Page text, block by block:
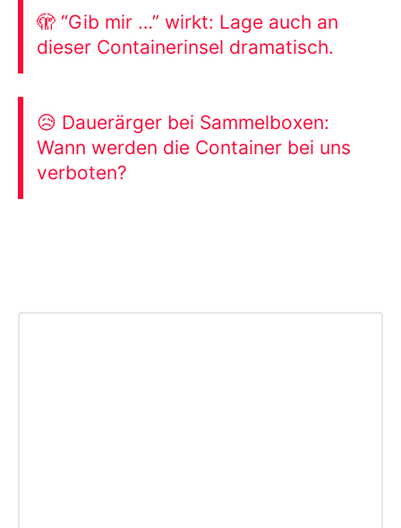
🫣 “Gib mir …” wirkt: Lage auch an
dieser Containerinsel dramatisch.
😥 Dauerärger bei Sammelboxen:
Wann werden die Container bei uns
verboten?